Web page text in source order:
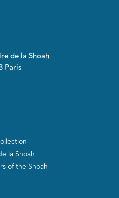
de la Shoah
Paris
la Shoah
of the Shoah